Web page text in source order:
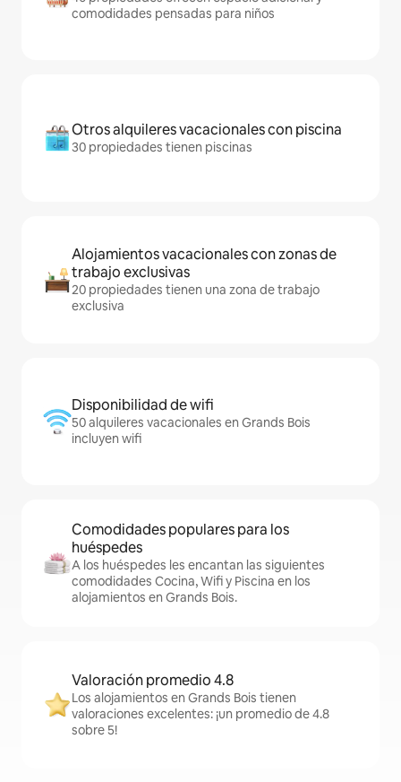
comodidades pensadas para niños
Otros alquileres vacacionales con piscina
30 propiedades tienen piscinas
Alojamientos vacacionales con zonas de
trabajo exclusivas
20 propiedades tienen una zona de trabajo
exclusiva
Disponibilidad de wifi
50 alquileres vacacionales en Grands Bois
incluyen wifi
Comodidades populares para los
huéspedes
A los huéspedes les encantan las siguientes
comodidades Cocina, Wifi y Piscina en los
alojamientos en Grands Bois.
Valoración promedio 4.8
Los alojamientos en Grands Bois tienen
valoraciones excelentes: ¡un promedio de 4.8
sobre 5!